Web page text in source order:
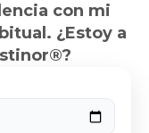
con mi
¿Estoy a